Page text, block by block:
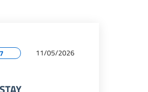
11/05/2026